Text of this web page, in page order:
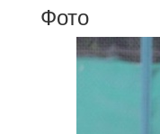
Фото